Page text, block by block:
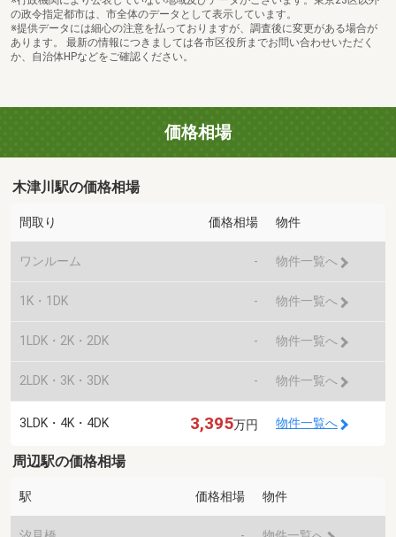
の政令指定都市は、市全体のデータとして表示しています。
※提供データには細心の注意を払っておりますが、調査後に変更がある場合が
あります。 最新の情報につきましては各市区役所までお問い合わせいただく
か、自治体HPなどをご確認ください。
価格相場
木津川駅の価格相場
間取り 価格相場 物件
ワンルーム - 物件一覧へ
1K・1DK - 物件一覧へ
1LDK・2K・2DK - 物件一覧へ
2LDK・3K・3DK - 物件一覧へ
3LDK・4K・4DK 3,395万円 物件一覧へ
周辺駅の価格相場
駅 価格相場 物件